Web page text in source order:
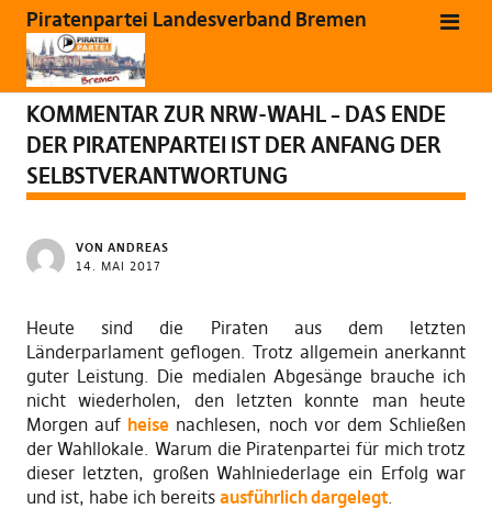
Piratenpartei Landesverband Bremen
KOMMENTAR ZUR NRW-WAHL – DAS ENDE
DER PIRATENPARTEI IST DER ANFANG DER
SELBSTVERANTWORTUNG
VON ANDREAS
14. MAI 2017
Heute sind die Piraten aus dem letzten
Länderparlament geflogen. Trotz allgemein anerkannt
guter Leistung. Die medialen Abgesänge brauche ich
nicht wiederholen, den letzten konnte man heute
Morgen auf heise nachlesen, noch vor dem Schließen
der Wahllokale. Warum die Piratenpartei für mich trotz
dieser letzten, großen Wahlniederlage ein Erfolg war
und ist, habe ich bereits ausführlich dargelegt.